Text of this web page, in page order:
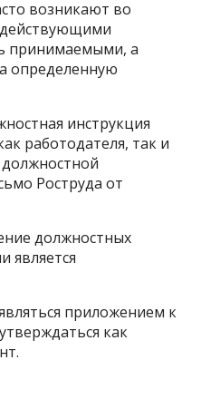
возникают во
принимаемыми, а
определенную
инструкция
работодателя, так и
Роструда от
должностных
является
приложением к
как